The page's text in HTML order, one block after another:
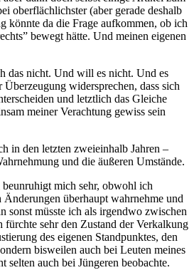
oberflächlichster (aber gerade deshalb
könnte da die Frage aufkommen, ob ich
bewegt hätte. Und meinen eigenen
das nicht. Und will es nicht. Und es
widersprechen, dass sich
und letztlich das Gleiche
meiner Verachtung gewiss sein
in den letzten zweieinhalb Jahren –
und die äußeren Umstände.
mich sehr, obwohl ich
Änderungen überhaupt wahrnehme und
sonst müsste ich als irgendwo zwischen
fürchte sehr den Zustand der Verkalkung
des eigenen Standpunktes, den
bisweilen auch bei Leuten meines
selten auch bei Jüngeren beobachte.